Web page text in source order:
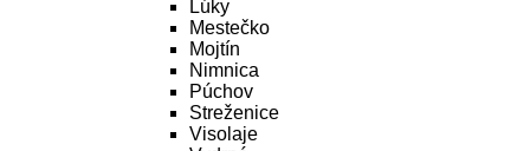
Lúky
Mestečko
Mojtín
Nimnica
Púchov
Streženice
Visolaje